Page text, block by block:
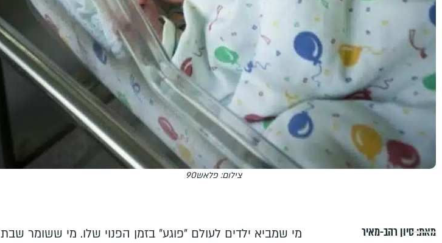
צילום: פלאש90
מאת:סיון רהב-מאיר
מי שמביא ילדים לעולם "פוגע" בזמן הפנוי שלו. מי ששומר שבת